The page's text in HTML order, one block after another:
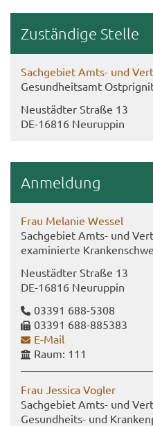
Zu­stän­di­ge Stel­le
Sach­ge­biet Amts- und
Ge­sund­heits­amt
Neu­städ­ter Stra­ße 13
DE-​16816 Neu­rup­pin
An­mel­dung
Frau Me­la­nie Wes­sel
Sach­ge­biet Amts- und
ex­ami­nier­te
Neu­städ­ter Stra­ße 13
DE-​16816 Neu­rup­pin
03391 688-​5308
03391 688-​885383
E-​Mail
Raum: 111
Frau Jes­si­ca Vog­ler
Sach­ge­biet Amts- und
Gesundheits-​ und